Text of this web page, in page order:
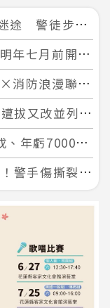
米急尋救回一命
蓮2小時生活圈成形
32人配對成功5對
家長怒：難以接受
：真的快飛不下去
救到藝人何篤霖哥哥